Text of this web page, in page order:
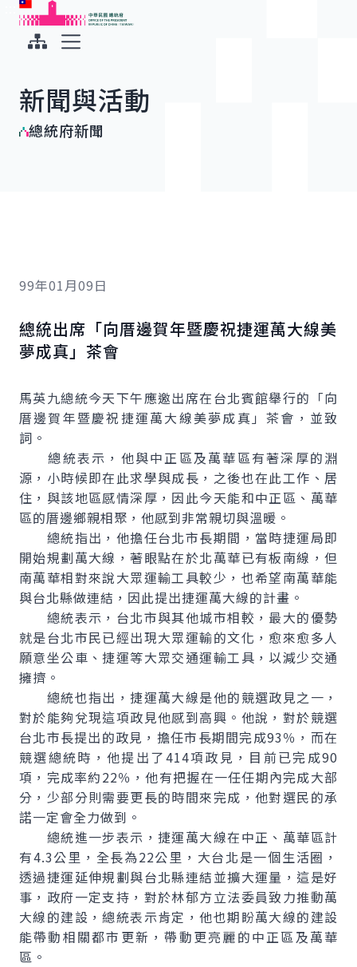
跳到主要內容
中華民國總統府
新聞與活動
總統府新聞
99年01月09日
總統出席「向厝邊賀年暨慶祝捷運萬大線美
夢成真」茶會
馬英九總統今天下午應邀出席在台北賓館舉行的「向
厝邊賀年暨慶祝捷運萬大線美夢成真」茶會，並致
詞。
總統表示，他與中正區及萬華區有著深厚的淵
源，小時候即在此求學與成長，之後也在此工作、居
住，與該地區感情深厚，因此今天能和中正區、萬華
區的厝邊鄉親相聚，他感到非常親切與溫暖。
總統指出，他擔任台北市長期間，當時捷運局即
開始規劃萬大線，著眼點在於北萬華已有板南線，但
南萬華相對來說大眾運輸工具較少，也希望南萬華能
與台北縣做連結，因此提出捷運萬大線的計畫。
總統表示，台北市與其他城市相較，最大的優勢
就是台北市民已經出現大眾運輸的文化，愈來愈多人
願意坐公車、捷運等大眾交通運輸工具，以減少交通
擁擠。
總統也指出，捷運萬大線是他的競選政見之一，
對於能夠兌現這項政見他感到高興。他說，對於競選
台北市長提出的政見，擔任市長期間完成93％，而在
競選總統時，他提出了414項政見，目前已完成90
項，完成率約22％，他有把握在一任任期內完成大部
分，少部分則需要更長的時間來完成，他對選民的承
諾一定會全力做到。
總統進一步表示，捷運萬大線在中正、萬華區計
有4.3公里，全長為22公里，大台北是一個生活圈，
透過捷運延伸規劃與台北縣連結並擴大運量，這是好
事，政府一定支持，對於林郁方立法委員致力推動萬
大線的建設，總統表示肯定，他也期盼萬大線的建設
能帶動相關都市更新，帶動更亮麗的中正區及萬華
區。